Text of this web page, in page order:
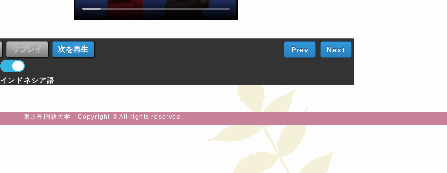
インドネシア語
Prev Next
東京外国語大学 Copyright © All rights reserved.